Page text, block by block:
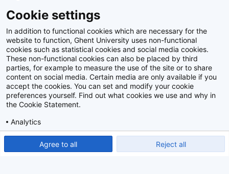
Bezoek aan ESPOL
Z2019_134_02_051
Cookie settings
In addition to functional cookies which are necessary for the
website to function, Ghent University uses non-functional
cookies such as statistical cookies and social media cookies.
These non-functional cookies can also be placed by third
parties, for example to measure the use of the site or to share
content on social media. Certain media are only available if you
accept the cookies. You can set and modify your cookie
preferences yourself. Find out what cookies we use and why in
the Cookie Statement.
Analytics
Agree to all Reject all
Show detailed settings Read our Cookie Statement.